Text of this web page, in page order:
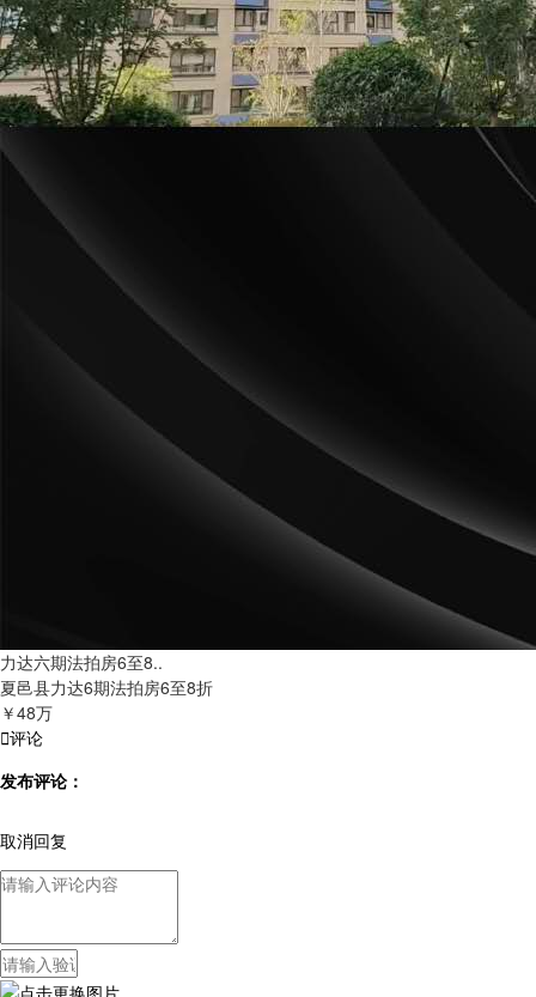
力达六期法拍房6至8..
夏邑县力达6期法拍房6至8折
￥48万
评论
发布评论：
取消回复